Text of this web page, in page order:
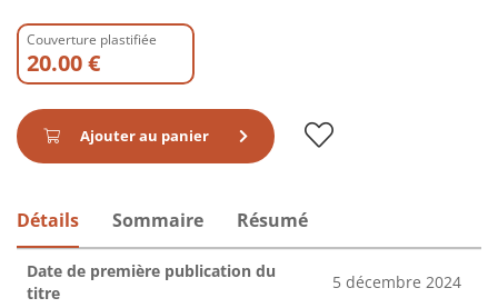
Couverture plastifiée
20.00 €
Ajouter au panier
Détails Sommaire Résumé
Date de première publication du
titre
5 décembre 2024